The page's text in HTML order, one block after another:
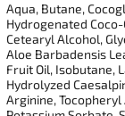
Aqua, Butane,
Hydrogenated
Cetearyl Alcohol,
Aloe Barbadensis
Fruit Oil, Isobutane,
Hydrolyzed
Arginine,